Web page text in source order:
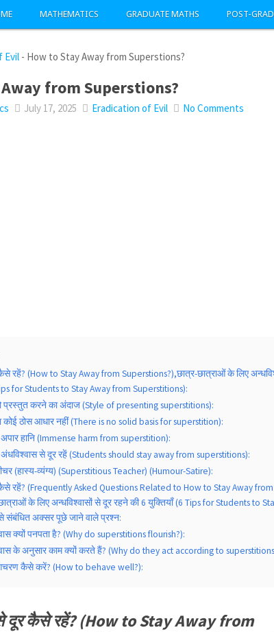
MATHEMATICS GRADUATE MATHS POST-
Evil - How to Stay Away from Superstions?
from Superstions?
July 17, 2025 Eradication of Evil No Comments
रहें? (How to Stay Away from Superstions?),छात्र-छात्राओं के लिए
for Students to Stay Away from Superstitions):
प्रस्तुत करने का अंदाज (Style of presenting superstitions):
कोई ठोस आधार नहीं (There is no solid basis for superstition):
हानि (Immense harm from superstition):
अंधविश्वास से दूर रहें (Students should stay away from superstitions):
(हास्य-व्यंग्य) (Superstitious Teacher) (Humour-Satire):
रहें? (Frequently Asked Questions Related to How to Stay Away from
के लिए अन्धविश्वासों से दूर रहने की 6 युक्तियाँ (6 Tips for Students to
संबंधित अक्सर पूछे जाने वाले प्रश्न:
क्यों पनपता है? (Why do superstitions flourish?):
के अनुसार काम क्यों करते हैं? (Why do they act according to
कैसे करें? (How to behave well?):
दूर कैसे रहें? (How to Stay Away from